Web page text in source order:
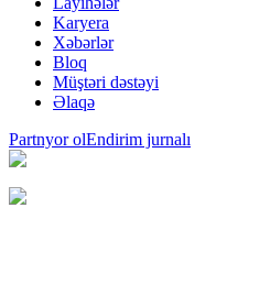
Karyera
Xəbərlər
Bloq
Müştəri dəstəyi
Əlaqə
Partnyor olEndirim jurnalı